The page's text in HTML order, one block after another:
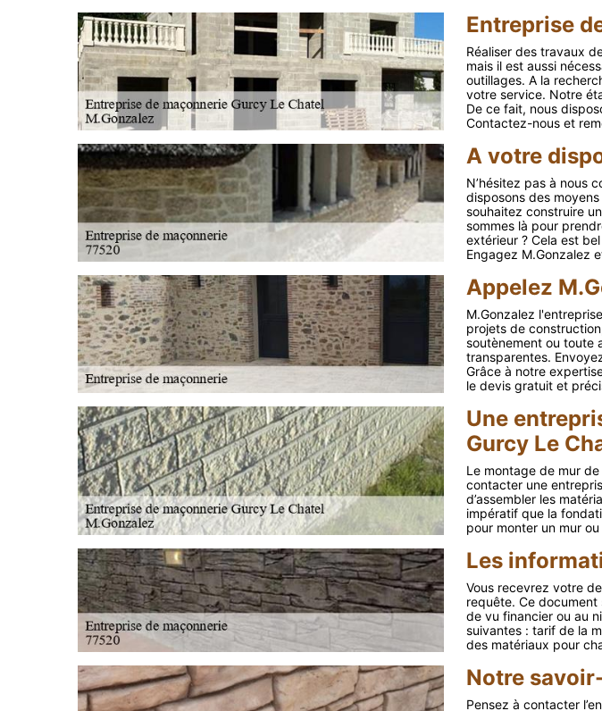
Entreprise
Réaliser des travaux
mais il est aussi
outillages. A la
votre service. Notre
De ce fait, nous
Contactez-nous et
A votre
N’hésitez pas à nous
disposons des
souhaitez construire
sommes là pour
extérieur ? Cela est
Engagez M.Gonzalez
Appelez
M.Gonzalez
projets de
soutènement ou toute
transparentes.
Grâce à notre
le devis gratuit et
Une
Gurcy Le
Le montage de mur
contacter une
d’assembler les
impératif que la
pour monter un mur
Les
Vous recevrez votre
requête. Ce
de vu financier ou au
suivantes : tarif de la
des matériaux pour
Notre
Pensez à contacter